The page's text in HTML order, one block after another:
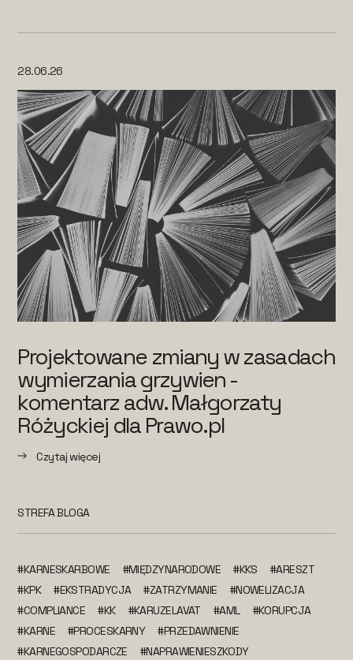
28.06.26
Projektowane zmiany w zasadach
wymierzania grzywien -
komentarz adw. Małgorzaty
Różyckiej dla Prawo.pl
Czytaj więcej
STREFA BLOGA
#KARNESKARBOWE #MIĘDZYNARODOWE #KKS
#ARESZT
#KPK
#EKSTRADYCJA #ZATRZYMANIE
#NOWELIZACJA
#COMPLIANCE
#KK #KARUZELAVAT #AML
#KORUPCJA
#KARNE
#PROCESKARNY
#PRZEDAWNIENIE
#KARNEGOSPODARCZE
#NAPRAWIENIESZKODY